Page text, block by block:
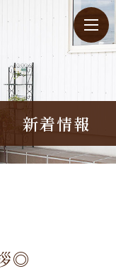
新着情報
◎